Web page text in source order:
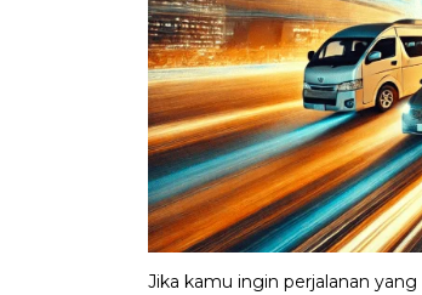
Jika kamu ingin perjalanan yang